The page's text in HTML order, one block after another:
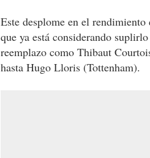
Este desplome en el
que ya está considerando
reemplazo como Thibaut
hasta Hugo Lloris (Tottenham).